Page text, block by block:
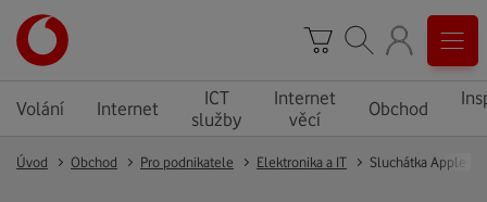
Volání Internet
ICT
služby
Internet
věcí
Obchod
Úvod Obchod Pro podnikatele Elektronika a IT